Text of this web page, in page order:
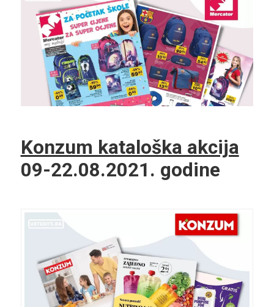
Konzum kataloška akcija
09-22.08.2021. godine